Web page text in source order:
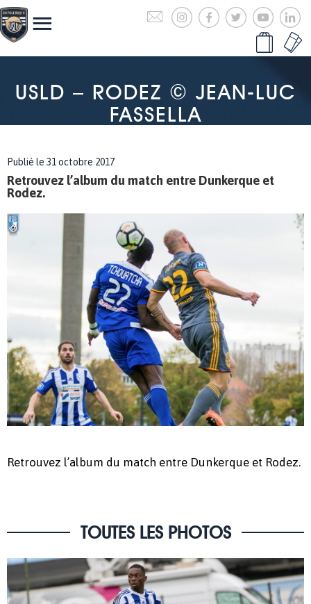
USLD – RODEZ © JEAN-LUC
FASSELLA
Publié le 31 octobre 2017
Retrouvez l’album du match entre Dunkerque et
Rodez.
Retrouvez l’album du match entre Dunkerque et Rodez.
TOUTES LES PHOTOS